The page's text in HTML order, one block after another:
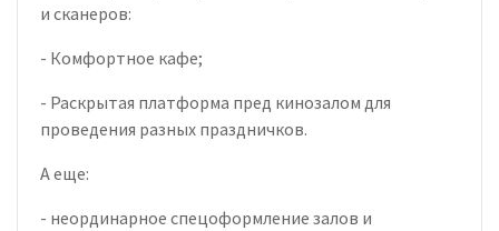
и сканеров:
- Комфортное кафе;
- Раскрытая платформа пред кинозалом для
проведения разных праздничков.
А еще:
- неординарное спецоформление залов и